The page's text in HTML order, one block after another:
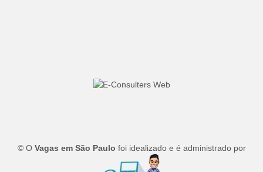
© O Vagas em São Paulo foi idealizado e é administrado por